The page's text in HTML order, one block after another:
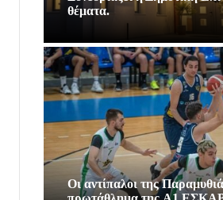
θέματα.
Οι αντίπαλοι της